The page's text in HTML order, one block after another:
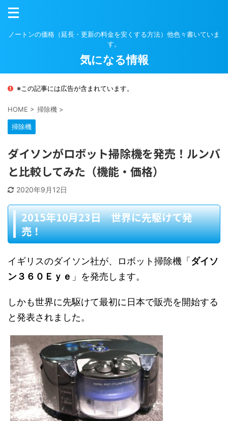
ノートンの価格（延長・更新の料金を安くする方法）他色々書いていま
す。
気になる情報
※この記事には広告が含まれています。
HOME > 掃除機 >
掃除機
ダイソンがロボット掃除機を発売！ルンバ
と比較してみた（機能・価格）
2020年9月12日
2015年10月23日 世界に先駆けて発
売！
イギリスのダイソン社が、ロボット掃除機「 ダイソ
ン３６０Ｅｙｅ 」を発売します。
しかも世界に先駆けて最初に日本で販売を開始する
と発表されました。